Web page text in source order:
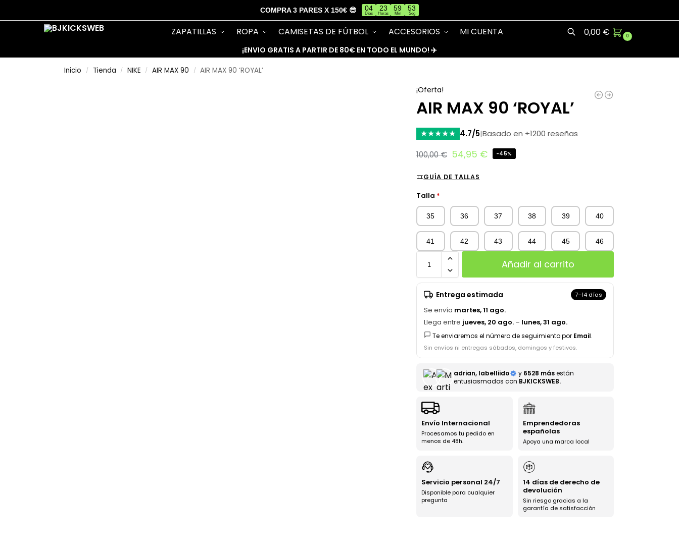
COMPRA 3 PARES X 150€ 😎 04
Días
23
Horas
59
Min
53
Seg
ZAPATILLAS ROPA CAMISETAS DE FÚTBOL ACCESORIOS MI CUENTA 0,00 € 0
¡ENVIO GRATIS A PARTIR DE 80€ EN TODO EL MUNDO! ✈️
Inicio / Tienda / NIKE / AIR MAX 90 / AIR MAX 90 ‘ROYAL’
¡Oferta!
AIR MAX 90 ‘ROYAL’
★★★★★ 4.7/5|Basado en +1200 reseñas
100,00€ 54,95 € -45%
GUÍA DE TALLAS
Talla *
35 36 37 38 39 40
41 42 43 44 45 46
Añadir al carrito
Entrega estimada 7–14 días
Se envía martes, 11 ago.
Llega entre jueves, 20 ago. – lunes, 31 ago.
Te enviaremos el número de seguimiento por Email.
Sin envíos ni entregas sábados, domingos y festivos.
adrian, labelliido y 6528 másestán
entusiasmados con BJKICKSWEB.
Envío Internacional
Procesamos tu pedido en
menos de 48h.
Emprendedoras
españolas
Apoya una marca local
Servicio personal 24/7
Disponible para cualquier
pregunta
14 días de derecho de
devolución
Sin riesgo gracias a la
garantía de satisfacción